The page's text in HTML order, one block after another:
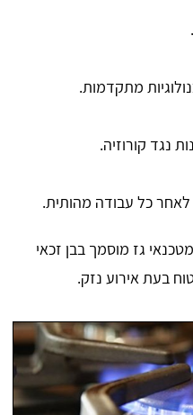
מתקדמות.
נגד קורוזיה.
גז מוסמך בבן זכאי
בעת אירוע נזק.